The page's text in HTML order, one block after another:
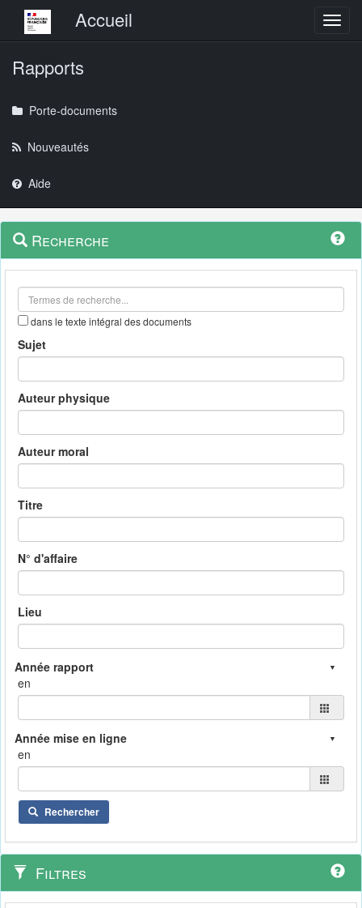
Menu principalAccueil
Rapports
Porte-documents
Nouveautés
Aide
Navigation
outils
Menu
contextuel
Recherche
dans le texte intégral des documents
Sujet
Auteur physique
Auteur moral
Titre
N° d'affaire
Lieu
en
en
Rechercher
Filtres